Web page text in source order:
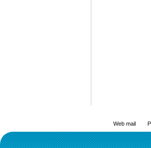
Web mail